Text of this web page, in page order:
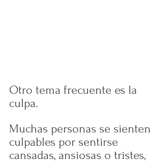
Otro tema frecuente es la
culpa.
Muchas personas se sienten
culpables por sentirse
cansadas, ansiosas o tristes,